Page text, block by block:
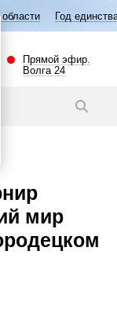
народов России
Прямой эфир.
Волга 24
мир